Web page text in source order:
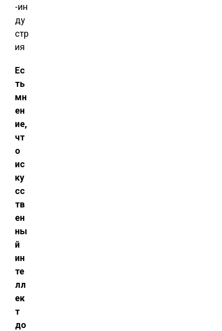
-ин
ду
стр
ия
Ес
ть
мн
ен
ие,
чт
о
ис
ку
сс
тв
ен
ны
й
ин
те
лл
ек
т
до